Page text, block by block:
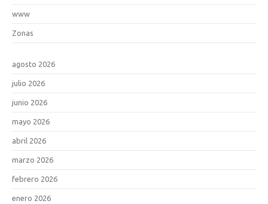
www
Zonas
agosto 2026
julio 2026
junio 2026
mayo 2026
abril 2026
marzo 2026
febrero 2026
enero 2026